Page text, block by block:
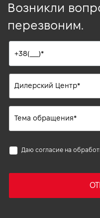
Возникли
перезвоним.
Даю согласие на